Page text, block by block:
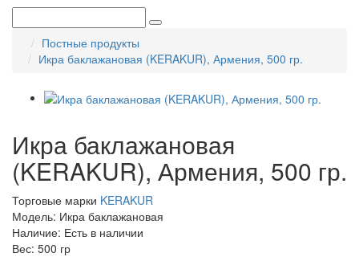
Постные продукты
Икра баклажановая (KERAKUR), Армения, 500 гр.
Икра баклажановая
(KERAKUR), Армения, 500 гр.
Торговые марки KERAKUR
Модель: Икра баклажановая
Наличие: Есть в наличии
Вес: 500 гр